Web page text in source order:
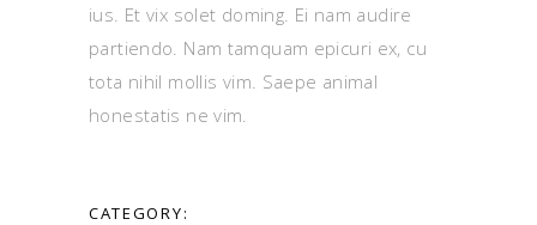
ius. Et vix solet doming. Ei nam audire
partiendo. Nam tamquam epicuri ex, cu
tota nihil mollis vim. Saepe animal
honestatis ne vim.
CATEGORY: